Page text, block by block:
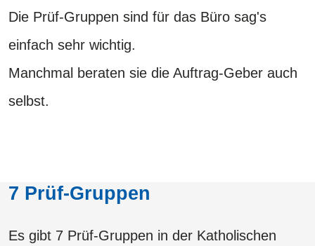
Die Prüf-Gruppen sind für das Büro sag's
einfach sehr wichtig.
Manchmal beraten sie die Auftrag-Geber auch
selbst.
7 Prüf-Gruppen
Es gibt 7 Prüf-Gruppen in der Katholischen